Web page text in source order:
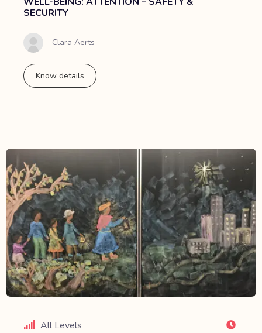
SECURITY
Clara Aerts
Know details
All Levels